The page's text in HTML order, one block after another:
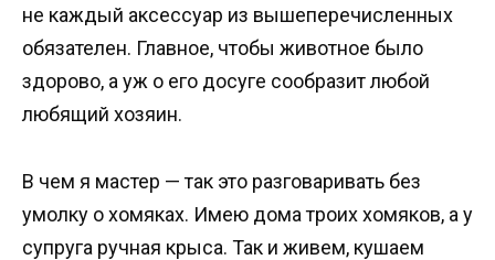
не каждый аксессуар из вышеперечисленных
обязателен. Главное, чтобы животное было
здорово, а уж о его досуге сообразит любой
любящий хозяин.
В чем я мастер — так это разговаривать без
умолку о хомяках. Имею дома троих хомяков, а у
супруга ручная крыса. Так и живем, кушаем